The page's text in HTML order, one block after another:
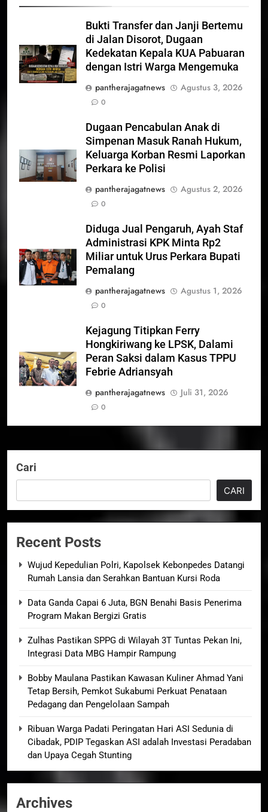
Bukti Transfer dan Janji Bertemu
di Jalan Disorot, Dugaan
Kedekatan Kepala KUA Pabuaran
dengan Istri Warga Mengemuka
pantherajagatnews
Agustus 3, 2026
0
Dugaan Pencabulan Anak di
Simpenan Masuk Ranah Hukum,
Keluarga Korban Resmi Laporkan
Perkara ke Polisi
pantherajagatnews
Agustus 2, 2026
0
Diduga Jual Pengaruh, Ayah Staf
Administrasi KPK Minta Rp2
Miliar untuk Urus Perkara Bupati
Pemalang
pantherajagatnews
Agustus 1, 2026
0
Kejagung Titipkan Ferry
Hongkiriwang ke LPSK, Dalami
Peran Saksi dalam Kasus TPPU
Febrie Adriansyah
pantherajagatnews
Juli 31, 2026
0
Cari
CARI
Recent Posts
Wujud Kepedulian Polri, Kapolsek Kebonpedes Datangi
Rumah Lansia dan Serahkan Bantuan Kursi Roda
Data Ganda Capai 6 Juta, BGN Benahi Basis Penerima
Program Makan Bergizi Gratis
Zulhas Pastikan SPPG di Wilayah 3T Tuntas Pekan Ini,
Integrasi Data MBG Hampir Rampung
Bobby Maulana Pastikan Kawasan Kuliner Ahmad Yani
Tetap Bersih, Pemkot Sukabumi Perkuat Penataan
Pedagang dan Pengelolaan Sampah
Ribuan Warga Padati Peringatan Hari ASI Sedunia di
Cibadak, PDIP Tegaskan ASI adalah Investasi Peradaban
dan Upaya Cegah Stunting
Archives